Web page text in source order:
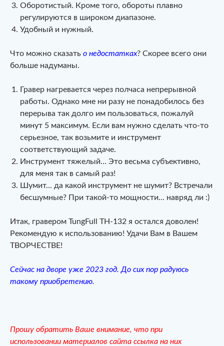
Оборотистый. Кроме того, обороты плавно
регулируются в широком диапазоне.
Удобный и нужный.
Что можно сказать о недостатках? Скорее всего они
больше надуманы.
Гравер нагревается через полчаса непрерывной
работы. Однако мне ни разу не понадобилось без
перерыва так долго им пользоваться, пожалуй
минут 5 максимум. Если вам нужно сделать что-то
серьезное, так возьмите и инструмент
соответствующий задаче.
Инструмент тяжелый... Это весьма субъективно,
для меня так в самый раз!
Шумит... да какой инструмент не шумит? Встречали
бесшумные? При такой-то мощности... навряд ли :)
Итак, гравером TungFull TH-132 я остался доволен!
Рекомендую к использованию! Удачи Вам в Вашем
ТВОРЧЕСТВЕ!
Сейчас на дворе уже 2023 год. До сих пор радуюсь
такому приобретению.
Прошу обратить Ваше внимание, что при
использовании материалов сайта ссылка на них